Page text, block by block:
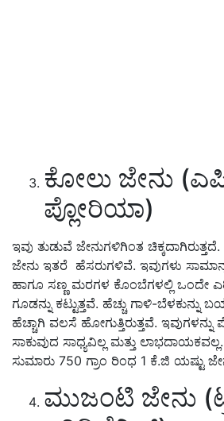
ಕೋಲು ಜೇನು
ಪ್ಲೋರಿಯಾ)
ಇವು ತುಡುವೆ ಜೇನುಗಳಿಗಿಂತ ಚಿಕ್ಕದಾಗಿರುತ್ತದೆ.
ಜೇನು ಇತರೆ ಹೆಸರುಗಳಿವೆ. ಇವುಗಳು
ಹಾಗೂ ಸಣ್ಣ ಮರಗಳ ಕೊಂಬೆಗಳಲ್ಲಿ ಒಂದೇ
ಗೂಡನ್ನು ಕಟ್ಟುತ್ತವೆ. ಹೆಚ್ಚು ಗಾಳಿ-ಬೆಳಕುನ್ನು
ಹೆಚ್ಚಾಗಿ ವಲಸೆ ಹೋಗುತ್ತಿರುತ್ತವೆ. ಇವುಗಳನ್ನು
ಸಾಕುವುದ ಸಾಧ್ಯವಿಲ್ಲ ಮತ್ತು
ಸುಮಾರು 750 ಗ್ರಾಂ ರಿಂಧ 1 ಕೆ.ಜಿ ಯಷ್ಟು
ಮುಜಂಟಿ ಜೇನು